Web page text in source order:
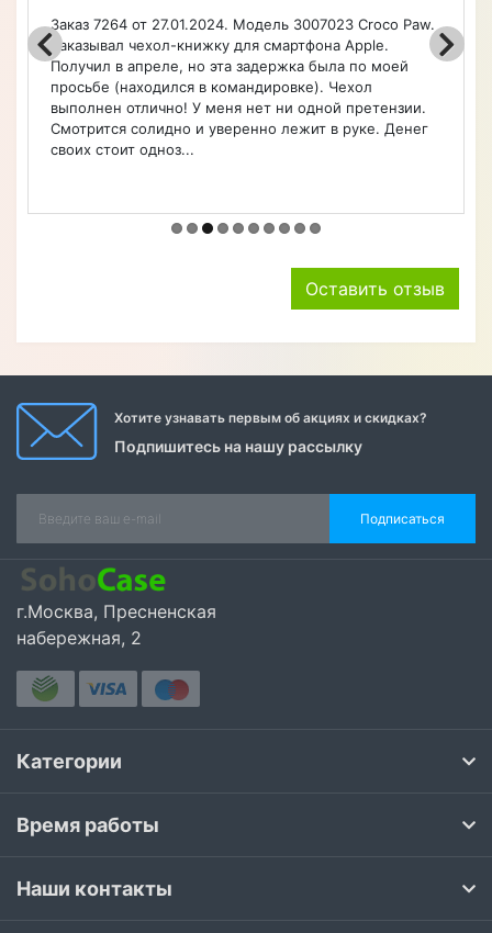
Заказ 7264 от 27.01.2024. Модель 3007023 Croco Paw.
Заказывал чехол-книжку для смартфона Apple.
Получил в апреле, но эта задержка была по моей
просьбе (находился в командировке). Чехол
выполнен отлично! У меня нет ни одной претензии.
Смотрится солидно и уверенно лежит в руке. Денег
своих стоит одноз...
Оставить отзыв
Хотите узнавать первым об акциях и скидках?
Подпишитесь на нашу рассылку
Подписаться
г.Москва, Пресненская
набережная, 2
Категории
Время работы
Наши контакты